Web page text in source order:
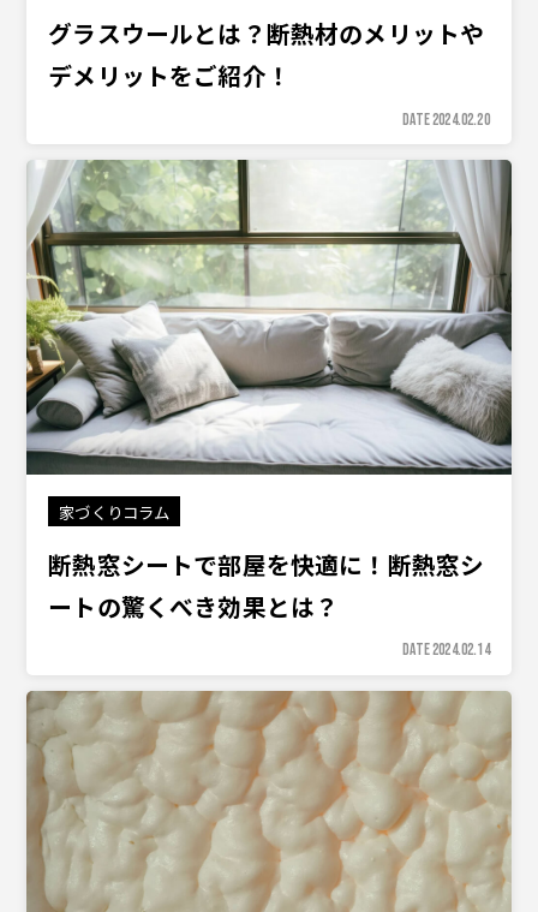
グラスウールとは？断熱材のメリットや
デメリットをご紹介！
DATE 2024.02.20
家づくりコラム
断熱窓シートで部屋を快適に！断熱窓シ
ートの驚くべき効果とは？
DATE 2024.02.14